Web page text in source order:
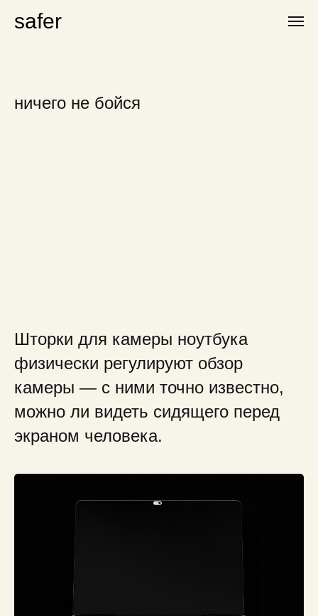
safer
ничего не бойся
Шторки для камеры ноутбука
физически регулируют обзор
камеры — с ними точно известно,
можно ли видеть сидящего перед
экраном человека.